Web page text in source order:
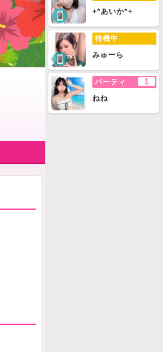
+*あいか*+
待機中
みゅーら
パーティ 1
ねね